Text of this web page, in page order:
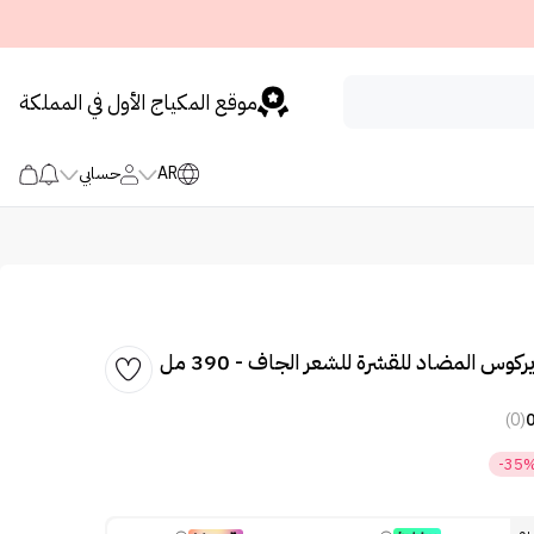
موقع المكياج الأول في المملكة
AR حسابي
المضاد للقشرة للشعر الجاف - 390 مل
0
(0)
-